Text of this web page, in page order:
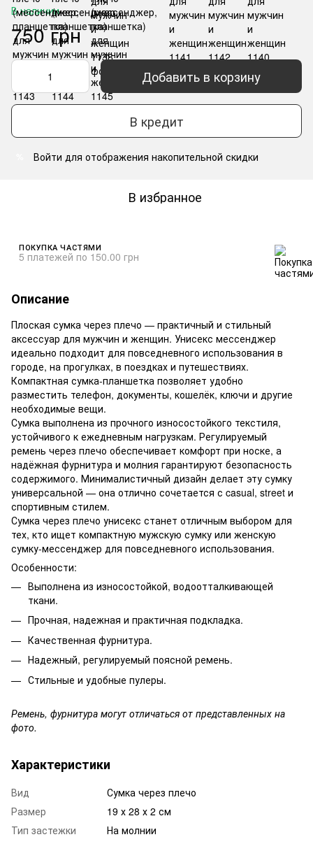
В наличии
750 грн
Добавить в корзину
В кредит
Войти для отображения накопительной скидки
В избранное
ПОКУПКА ЧАСТЯМИ
5 платежей по 150.00 грн
Описание
Плоская сумка через плечо — практичный и стильный
аксессуар для мужчин и женщин. Унисекс мессенджер
идеально подходит для повседневного использования в
городе, на прогулках, в поездках и путешествиях.
Компактная сумка-планшетка позволяет удобно
разместить телефон, документы, кошелёк, ключи и другие
необходимые вещи.
Сумка выполнена из прочного износостойкого текстиля,
устойчивого к ежедневным нагрузкам. Регулируемый
ремень через плечо обеспечивает комфорт при носке, а
надёжная фурнитура и молния гарантируют безопасность
содержимого. Минималистичный дизайн делает эту сумку
универсальной — она отлично сочетается с casual, street и
спортивным стилем.
Сумка через плечо унисекс станет отличным выбором для
тех, кто ищет компактную мужскую сумку или женскую
сумку-мессенджер для повседневного использования.
Особенности:
Выполнена из износостойкой, водоотталкивающей
ткани.
Прочная, надежная и практичная подкладка.
Качественная фурнитура.
Надежный, регулируемый поясной ремень.
Стильные и удобные пулеры.
Ремень, фурнитура могут отличаться от представленных на
фото.
Характеристики
Вид
Сумка через плечо
Размер
19 х 28 х 2 см
Тип застежки
На молнии